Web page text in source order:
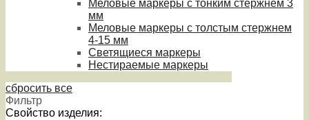
Меловые маркеры с тонким стержнем 3
мм
Меловые маркеры с толстым стержнем
4-15 мм
Светящиеся маркеры
Нестираемые маркеры
сбросить все
Фильтр
Свойство изделия: